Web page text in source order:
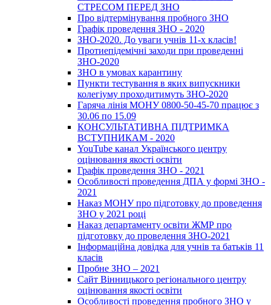
СТРЕСОМ ПЕРЕД ЗНО
Про відтермінування пробного ЗНО
Графік проведення ЗНО - 2020
ЗНО-2020. До уваги учнів 11-х класів!
Протиепідемічні заходи при проведенні
ЗНО-2020
ЗНО в умовах карантину
Пункти тестування в яких випускники
колегіуму проходитимуть ЗНО-2020
Гаряча лінія МОНУ 0800-50-45-70 працює з
30.06 по 15.09
КОНСУЛЬТАТИВНА ПІДТРИМКА
ВСТУПНИКАМ - 2020
YouTube канал Українського центру
оцінювання якості освіти
Графік проведення ЗНО - 2021
Особливості проведення ДПА у формі ЗНО -
2021
Наказ МОНУ про підготовку до проведення
ЗНО у 2021 році
Наказ департаменту освіти ЖМР про
підготовку до проведення ЗНО-2021
Інформаційна довідка для учнів та батьків 11
класів
Пробне ЗНО – 2021
Сайт Вінницького регіонального центру
оцінювання якості освіти
Особливості проведення пробного ЗНО у